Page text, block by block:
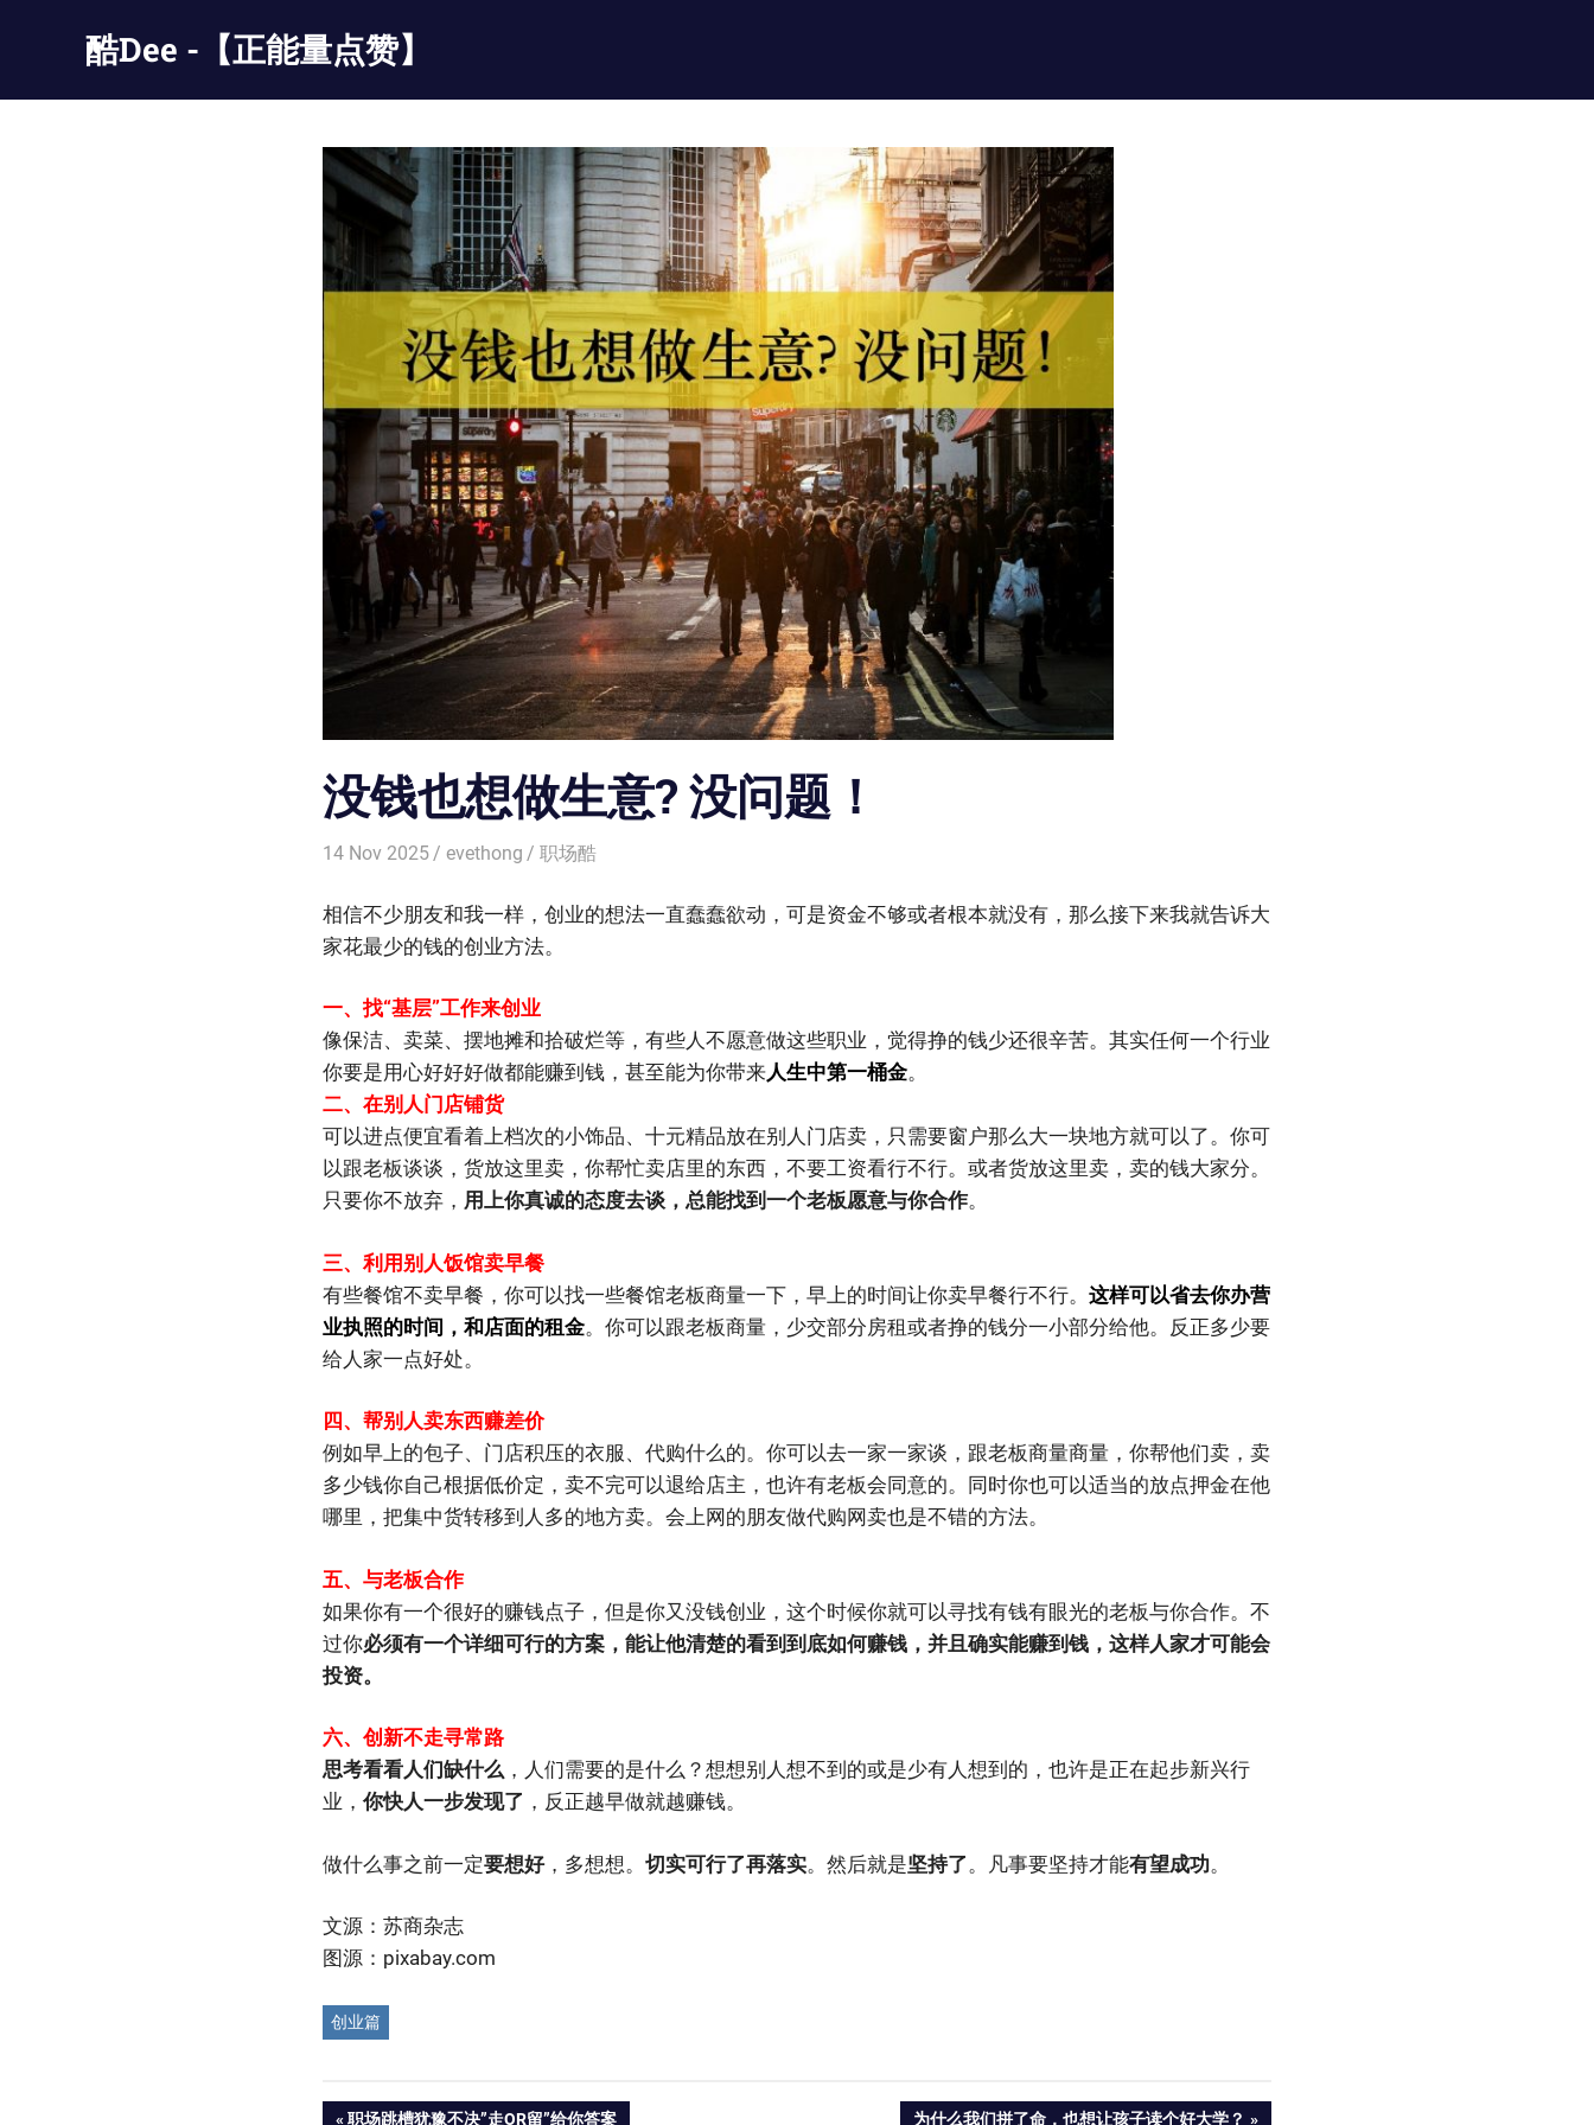
酷Dee -【正能量点赞】
没钱也想做生意? 没问题！
14 Nov 2025 evethong 职场酷
相信不少朋友和我一样，创业的想法一直蠢蠢欲动，可是资金不够或者根本就没有，那么接下来我就告诉大
家花最少的钱的创业方法。
一、找“基层”工作来创业
像保洁、卖菜、摆地摊和拾破烂等，有些人不愿意做这些职业，觉得挣的钱少还很辛苦。其实任何一个行业
你要是用心好好好做都能赚到钱，甚至能为你带来人生中第一桶金。
二、在别人门店铺货
可以进点便宜看着上档次的小饰品、十元精品放在别人门店卖，只需要窗户那么大一块地方就可以了。你可
以跟老板谈谈，货放这里卖，你帮忙卖店里的东西，不要工资看行不行。或者货放这里卖，卖的钱大家分。
只要你不放弃， 用上你真诚的态度去谈，总能找到一个老板愿意与你合作。
三、利用别人饭馆卖早餐
有些餐馆不卖早餐，你可以找一些餐馆老板商量一下，早上的时间让你卖早餐行不行。 这样可以省去你办营
业执照的时间，和店面的租金。你可以跟老板商量，少交部分房租或者挣的钱分一小部分给他。反正多少要
给人家一点好处。
四、帮别人卖东西赚差价
例如早上的包子、门店积压的衣服、代购什么的。你可以去一家一家谈，跟老板商量商量，你帮他们卖，卖
多少钱你自己根据低价定，卖不完可以退给店主，也许有老板会同意的。同时你也可以适当的放点押金在他
哪里，把集中货转移到人多的地方卖。会上网的朋友做代购网卖也是不错的方法。
五、与老板合作
如果你有一个很好的赚钱点子，但是你又没钱创业，这个时候你就可以寻找有钱有眼光的老板与你合作。不
过你必须有一个详细可行的方案，能让他清楚的看到到底如何赚钱，并且确实能赚到钱，这样人家才可能会
投资。
六、创新不走寻常路
思考看看人们缺什么 ，人们需要的是什么？想想别人想不到的或是少有人想到的，也许是正在起步新兴行
业， 你快人一步发现了 ，反正越早做就越赚钱。
做什么事之前一定要想好，多想想。 切实可行了再落实。然后就是坚持了 。凡事要坚持才能有望成功。
文源：苏商杂志
图源：pixabay.com
创业篇
PREVIOUS
职场跳槽犹豫不决”走OR留”给你答案 NEXT
为什么我们拼了命，也想让孩子读个好大学？